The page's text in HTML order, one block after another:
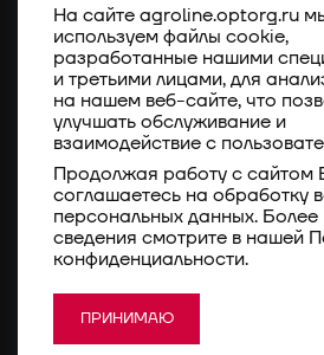
На сайте agroline.optorg.ru
используем файлы cookie,
разработанные нашими
и третьими лицами, для
на нашем веб-сайте, что
улучшать обслуживание и
взаимодействие с
Продолжая работу с сайтом
соглашаетесь на обработку
персональных данных.
сведения смотрите в нашей
конфиденциальности.
ПРИНИМАЮ